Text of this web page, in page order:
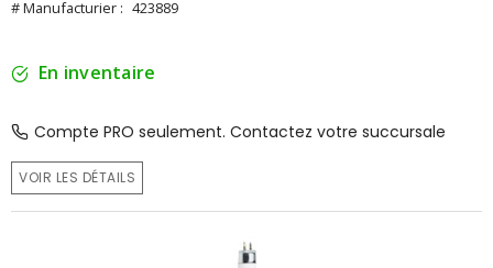
# Manufacturier : 423889
En inventaire
Compte PRO seulement. Contactez votre succursale
VOIR LES DÉTAILS